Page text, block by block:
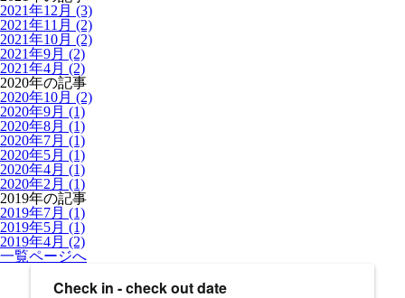
2021年12月 (3)
2021年11月 (2)
2021年10月 (2)
2021年9月 (2)
2021年4月 (2)
2020年の記事
2020年10月 (2)
2020年9月 (1)
2020年8月 (1)
2020年7月 (1)
2020年5月 (1)
2020年4月 (1)
2020年2月 (1)
2019年の記事
2019年7月 (1)
2019年5月 (1)
2019年4月 (2)
一覧ページへ
Check in - check out date